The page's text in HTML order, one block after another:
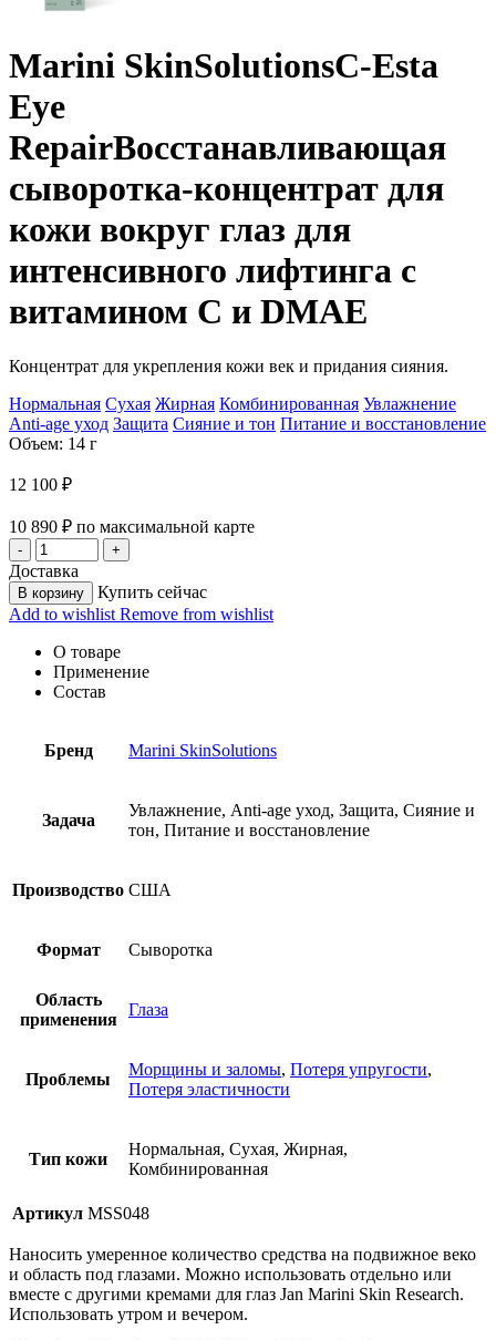
Marini SkinSolutionsC-Esta
Eye
RepairВосстанавливающая
сыворотка-концентрат для
кожи вокруг глаз для
интенсивного лифтинга с
витамином С и DMAE
Концентрат для укрепления кожи век и придания сияния.
Нормальная Сухая Жирная Комбинированная Увлажнение
Anti-age уход Защита Сияние и тон Питание и восстановление
Объем: 14 г
12 100 ₽
10 890 ₽ по максимальной карте
Доставка
В корзину
Купить сейчас
Add to wishlist Remove from wishlist
О товаре
Применение
Состав
Бренд Marini SkinSolutions
Задача
Увлажнение, Anti-age уход, Защита, Сияние и
тон, Питание и восстановление
Производство США
Формат Сыворотка
Область
применения
Глаза
Проблемы
Морщины и заломы, Потеря упругости,
Потеря эластичности
Тип кожи
Нормальная, Сухая, Жирная,
Комбинированная
Артикул MSS048
Наносить умеренное количество средства на подвижное веко
и область под глазами. Можно использовать отдельно или
вместе с другими кремами для глаз Jan Marini Skin Research.
Использовать утром и вечером.